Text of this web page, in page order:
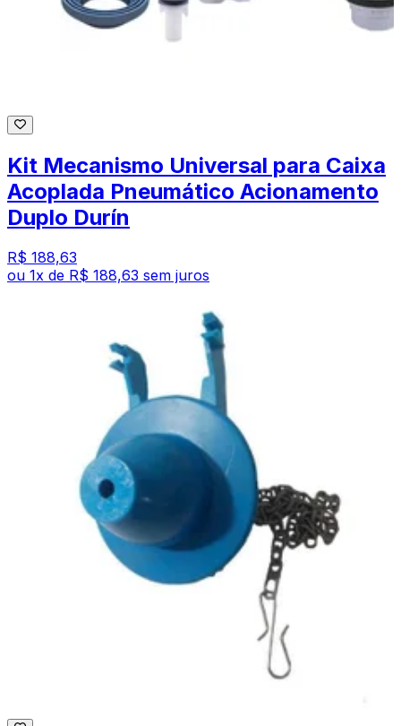
Kit Mecanismo Universal para Caixa
Acoplada Pneumático Acionamento
Duplo Durín
R$ 188,63
ou 1x de R$ 188,63 sem juros